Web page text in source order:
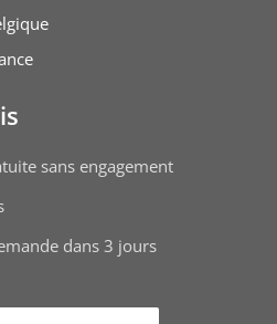
sans engagement
dans 3 jours